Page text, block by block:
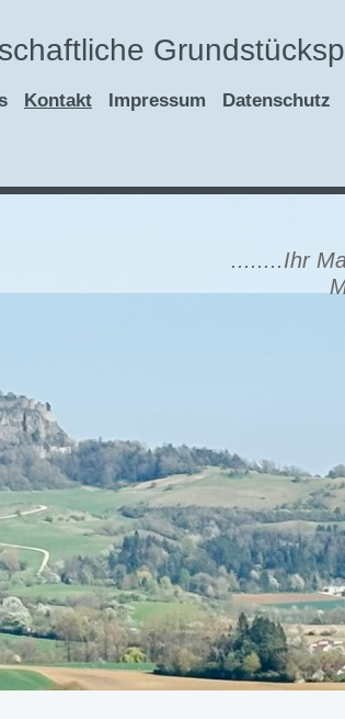
Kontakt Impressum Datenschutz
Makler mit Herz
die